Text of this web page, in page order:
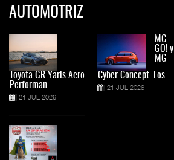
AUTOMOTRIZ
Toyota GR Yaris Aero
Performan
21 JUL 2026
MG
GO! y
MG
Cyber Concept: Los
21 JUL 2026